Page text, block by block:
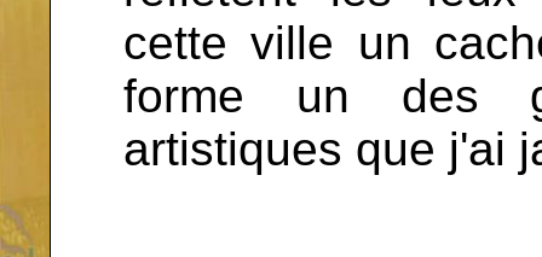
cette ville un
forme un des
artistiques que j'ai